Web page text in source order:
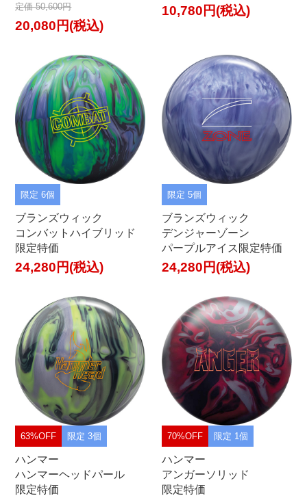
定価 50,600円
20,080円(税込)
10,780円(税込)
限定 6個
ブランズウィック
コンバットハイブリッド
限定特価
24,280円(税込)
限定 5個
ブランズウィック
デンジャーゾーン
パープルアイス限定特価
24,280円(税込)
63%OFF 限定 3個
ハンマー
ハンマーヘッドパール
限定特価
70%OFF 限定 1個
ハンマー
アンガーソリッド
限定特価